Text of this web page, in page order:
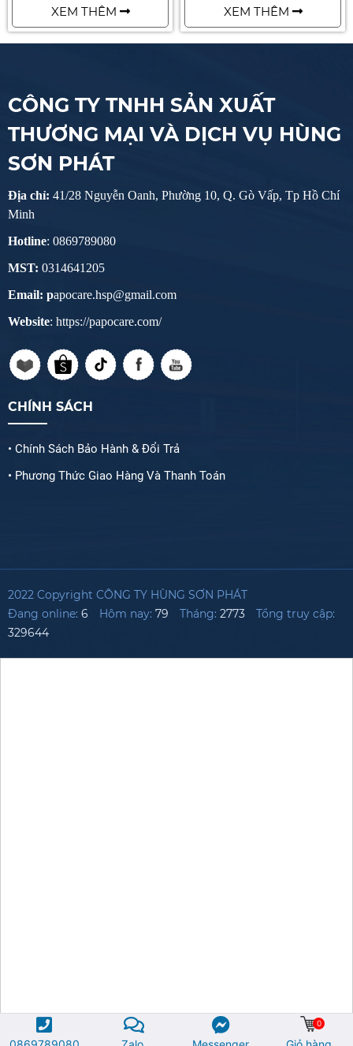
XEM THÊM XEM THÊM
CÔNG TY TNHH SẢN XUẤT
THƯƠNG MẠI VÀ DỊCH VỤ HÙNG
SƠN PHÁT
Địa chỉ: 41/28 Nguyễn Oanh, Phường 10, Q. Gò Vấp, Tp Hồ Chí
Minh
Hotline: 0869789080
MST: 0314641205
Email: papocare.hsp@gmail.com
Website: https://papocare.com/
CHÍNH SÁCH
• Chính Sách Bảo Hành & Đổi Trả
• Phương Thức Giao Hàng Và Thanh Toán
2022 Copyright CÔNG TY HÙNG SƠN PHÁT
Đang online: 6 Hôm nay: 79 Tháng: 2773
Tổng truy cập:
329644
0